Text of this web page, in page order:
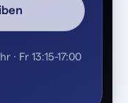
· Fr 13:15-17:00